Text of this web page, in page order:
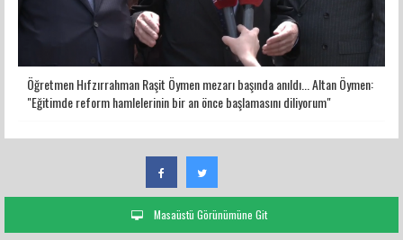
Öğretmen Hıfzırrahman Raşit Öymen mezarı başında anıldı... Altan Öymen:
"Eğitimde reform hamlelerinin bir an önce başlamasını diliyorum"
Masaüstü Görünümüne Git